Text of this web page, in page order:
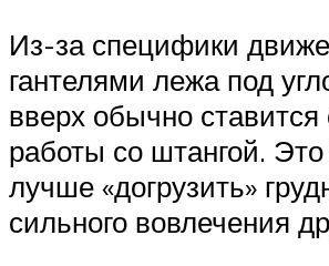
Из-за специфики
гантелями лежа под
вверх обычно ставится
работы со штангой. Это
лучше «догрузить»
сильного вовлечения